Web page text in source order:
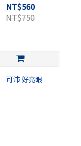
NT$560
NT$750